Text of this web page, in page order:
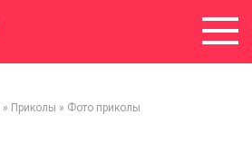
» Приколы » Фото приколы